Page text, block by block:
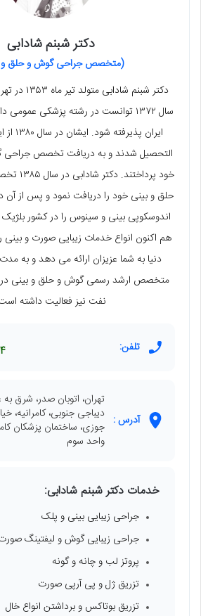
دکتر شبنم شادابی
(متخصص جراحی گوش و حلق و
دکتر شبنم
سال ۱۳۷۲ توانست در رشته پزشکی
ایران
التحصیل شدند و به دریافت تخصص جراحی
خود
حلق و بینی خود را دریافت نمود و پس از آن
اندوسکوپی بینی و سینوس را در کشور
هم اکنون انواع خدمات زیبایی صورت و بینی
متخصص ارشد رسمی گوش و حلق و بینی در
نفت نیز فعالیت داشته
تلفن:
آدرس :
تهران، اتوبان صدر، شرق
دیباجی جنوبی، کامرانیه،
واحد سوم
خدمات دکتر شبنم شادابی:
جراحی زیبایی بینی و پلک
جراحی زیبایی گوش و لیفتینگ
پروتز لب و چانه و گونه
تزریق ژل و پی آرپی صورت
تزریق بوتاکس و برداشتن انواع خال